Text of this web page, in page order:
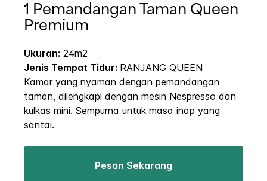
1 Pemandangan Taman Queen
Premium
Ukuran: 24m2
Jenis Tempat Tidur: RANJANG QUEEN
Kamar yang nyaman dengan pemandangan
taman, dilengkapi dengan mesin Nespresso dan
kulkas mini. Sempurna untuk masa inap yang
santai.
Pesan Sekarang